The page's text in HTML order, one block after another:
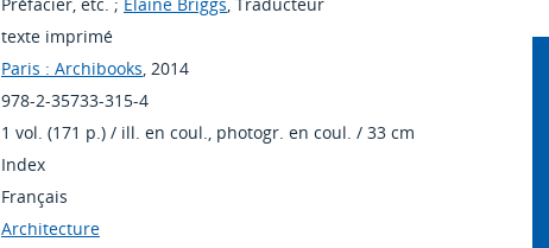
texte imprimé
Paris : Archibooks, 2014
978-2-35733-315-4
1 vol. (171 p.) / ill. en coul., photogr. en coul. / 33 cm
Index
Français
Architecture